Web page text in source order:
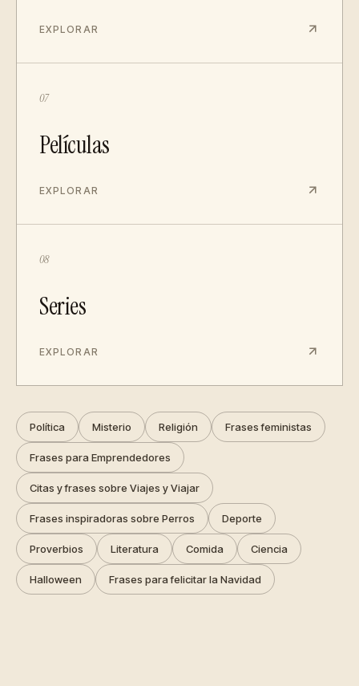
EXPLORAR
07
Películas
EXPLORAR
08
Series
EXPLORAR
Política Misterio Religión Frases feministas
Frases para Emprendedores
Citas y frases sobre Viajes y Viajar
Frases inspiradoras sobre Perros Deporte
Proverbios Literatura Comida Ciencia
Halloween Frases para felicitar la Navidad